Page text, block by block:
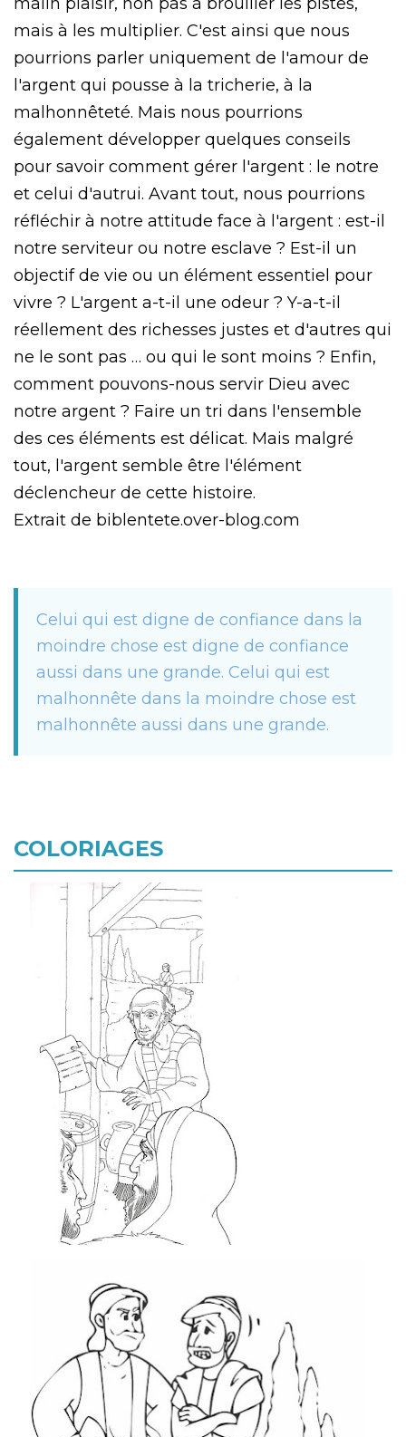
mais à les multiplier. C'est ainsi que nous
pourrions parler uniquement de l'amour de
l'argent qui pousse à la tricherie, à la
malhonnêteté. Mais nous pourrions
également développer quelques conseils
pour savoir comment gérer l'argent : le notre
et celui d'autrui. Avant tout, nous pourrions
réfléchir à notre attitude face à l'argent : est-il
notre serviteur ou notre esclave ? Est-il un
objectif de vie ou un élément essentiel pour
vivre ? L'argent a-t-il une odeur ? Y-a-t-il
réellement des richesses justes et d'autres qui
ne le sont pas … ou qui le sont moins ? Enfin,
comment pouvons-nous servir Dieu avec
notre argent ? Faire un tri dans l'ensemble
des ces éléments est délicat. Mais malgré
tout, l'argent semble être l'élément
déclencheur de cette histoire.
Extrait de biblentete.over-blog.com
Celui qui est digne de confiance dans la
moindre chose est digne de confiance
aussi dans une grande. Celui qui est
malhonnête dans la moindre chose est
malhonnête aussi dans une grande.
COLORIAGES